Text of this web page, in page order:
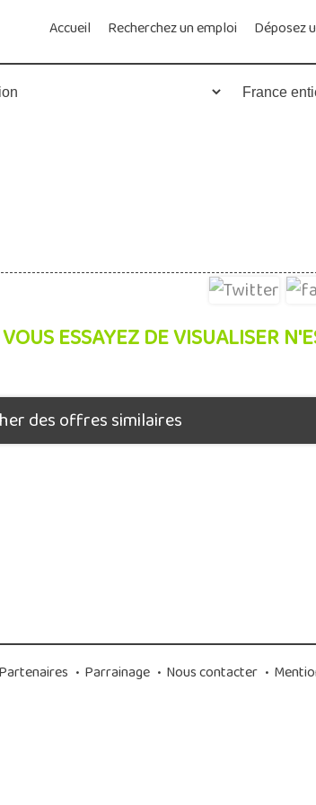
Accueil Recherchez un emploi Déposez
ESSAYEZ DE VISUALISER
des offres similaires
Partenaires • Parrainage • Nous contacter •